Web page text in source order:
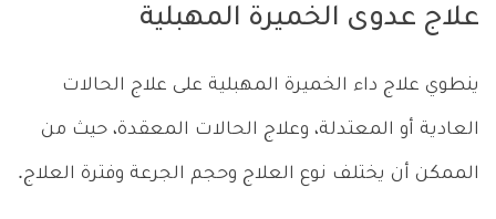
علاج عدوى الخميرة المهبلية
ينطوي علاج داء الخميرة المهبلية على علاج الحالات
العادية أو المعتدلة، وعلاج الحالات المعقدة، حيث من
الممكن أن يختلف نوع العلاج وحجم الجرعة وفترة العلاج.